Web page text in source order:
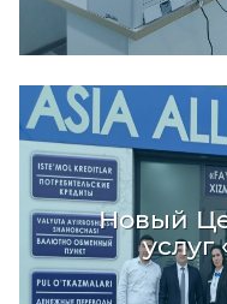
Новый
услуг